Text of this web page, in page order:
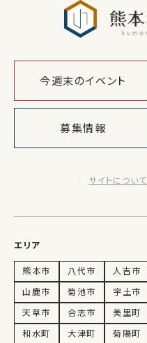
今週末のイベント
募集情報
サイトについて
エリア
熊本市 八代市 人吉市
山鹿市
菊池市 宇土市
天草市
合志市 美里町
和水町
大津町 菊陽町